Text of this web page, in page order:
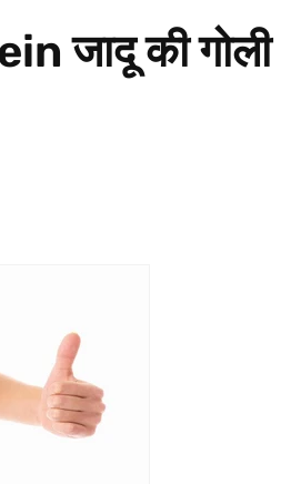
जादू की गोली